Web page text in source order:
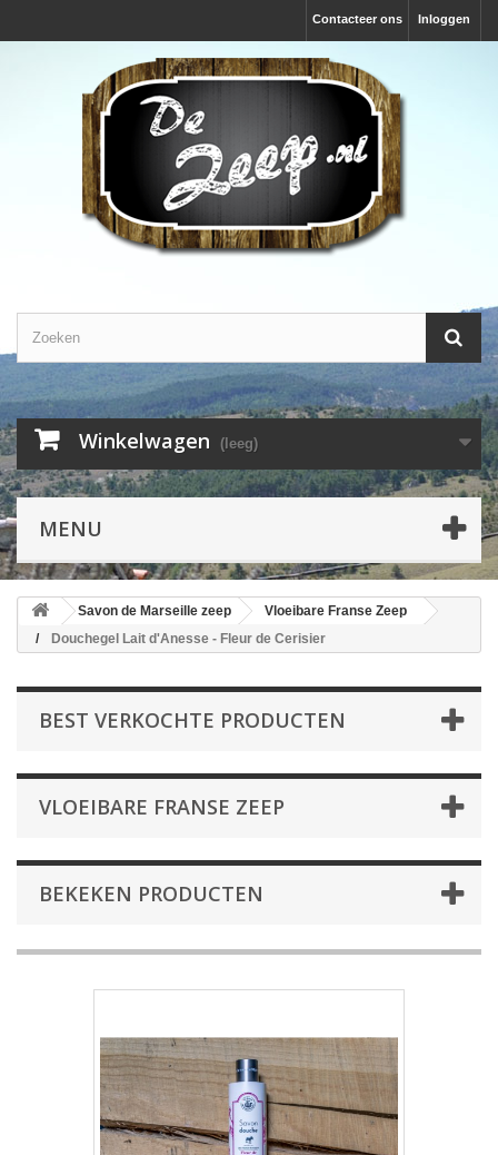
Inloggen
Contacteer ons
Winkelwagen (leeg)
MENU
Savon de Marseille zeep
Vloeibare Franse Zeep
Douchegel Lait d'Anesse - Fleur de Cerisier
BEST VERKOCHTE PRODUCTEN
VLOEIBARE FRANSE ZEEP
BEKEKEN PRODUCTEN